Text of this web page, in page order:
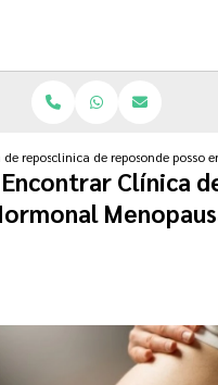
de reposicao hormonal
clinica de reposicaoonde posso
Clínica